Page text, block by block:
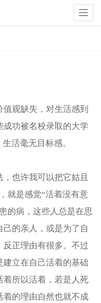
观缺失，对生活感到
功被名校录取的大学
活毫无目标感。
也许我可以把它姑且
就是感觉“活着没有意
的病，这些人总是在思
的亲人，或是为了自
正理由有很多。不过
立在自己活着的基础
所以活着，若是人死
着的理由自然也就不成